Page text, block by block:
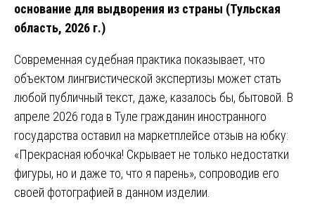
основание для выдворения из страны (Тульская
область, 2026 г.)
Современная судебная практика показывает, что
объектом лингвистической экспертизы может стать
любой публичный текст, даже, казалось бы, бытовой. В
апреле 2026 года в Туле гражданин иностранного
государства оставил на маркетплейсе отзыв на юбку:
«Прекрасная юбочка! Скрывает не только недостатки
фигуры, но и даже то, что я парень», сопроводив его
своей фотографией в данном изделии.